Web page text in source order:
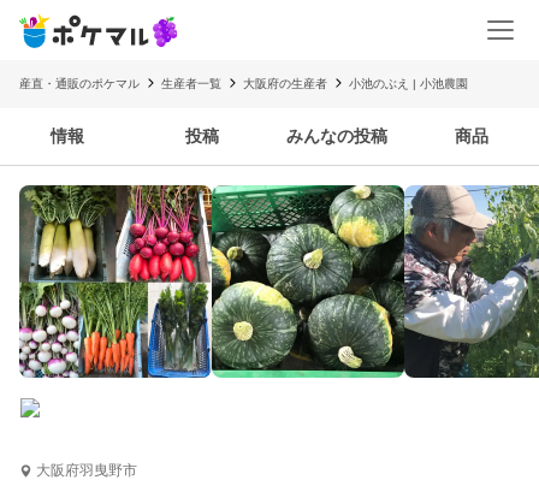
産直・通販のポケマル 生産者一覧 大阪府の生産者 小池のぶえ | 小池農園
情報 投稿 みんなの投稿 商品
大阪府羽曳野市